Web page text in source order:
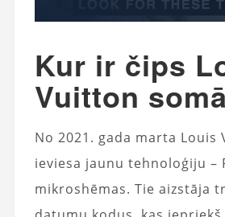
Kur ir čips
Vuitton
No 2021. gada marta Louis
ieviesa jaunu tehnoloģiju –
mikroshēmas. Tie aizstāja